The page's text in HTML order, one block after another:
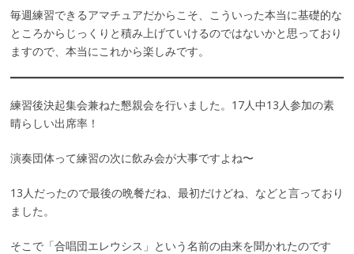
毎週練習できるアマチュアだからこそ、こういった本当に基礎的な
ところからじっくりと積み上げていけるのではないかと思っており
ますので、本当にこれから楽しみです。
練習後決起集会兼ねた懇親会を行いました。17人中13人参加の素
晴らしい出席率！
演奏団体って練習の次に飲み会が大事ですよね〜
13人だったので最後の晩餐だね、最初だけどね、などと言っており
ました。
そこで「合唱団エレウシス」という名前の由来を聞かれたのです